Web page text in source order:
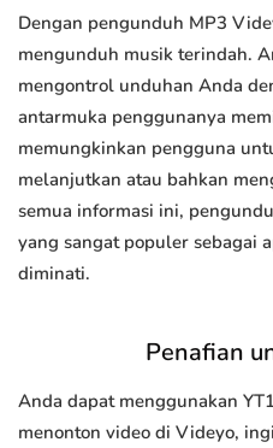
Dengan pengunduh MP3
mengunduh musik terindah.
mengontrol unduhan Anda
antarmuka penggunanya
memungkinkan pengguna
melanjutkan atau bahkan
semua informasi ini,
yang sangat populer sebagai
diminati.
Penafian
Anda dapat menggunakan
menonton video di Videyo,